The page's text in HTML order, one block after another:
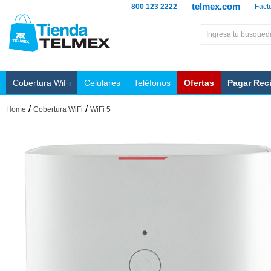
telmex.com
800 123 2222
Cobertura WiFi Celulares Teléfonos Ofertas Pagar
Home / Cobertura WiFi / WiFi 5